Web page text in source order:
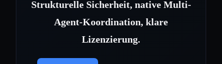
Strukturelle Sicherheit, native Multi-
Agent-Koordination, klare
Lizenzierung.